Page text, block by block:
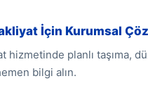
İçin Kurumsal
hizmetinde planlı taşıma,
bilgi alın.